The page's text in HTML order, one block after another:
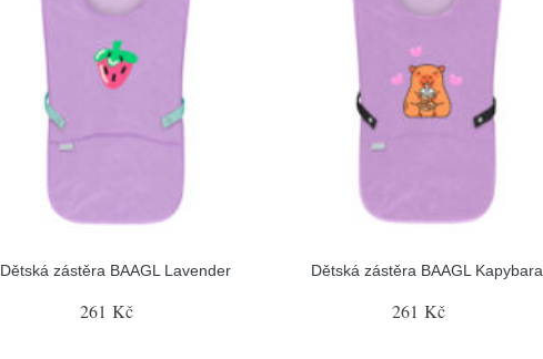
Dětská zástěra BAAGL Lavender
261 Kč
Dětská zástěra BAAGL Kapybara
261 Kč